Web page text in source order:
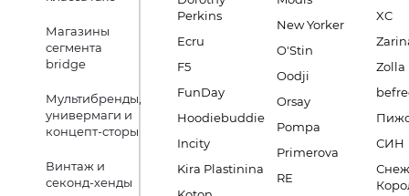
Магазины
сегмента
bridge
Мультибренды,
универмаги и
концепт-сторы
Винтаж и
секонд-хенды
Perkins
Ecru
F5
FunDay
Hoodiebuddie
Incity
Kira Plastinina
New Yorker
O'Stin
Oodji
Orsay
Pompa
Primerova
RE
XC
Zolla
СИН